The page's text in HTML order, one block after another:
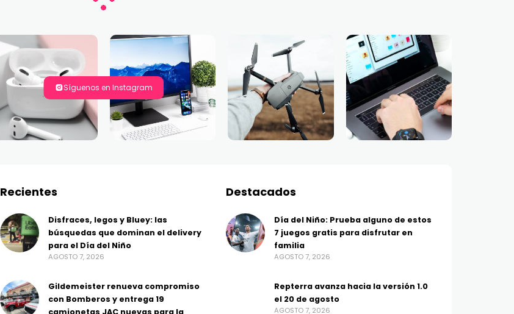
Síguenos en Instagram
Recientes
Disfraces, legos y Bluey: las
búsquedas que dominan el delivery
para el Día del Niño
AGOSTO 7, 2026
Gildemeister renueva compromiso
con Bomberos y entrega 19
Destacados
Día del Niño: Prueba alguno de estos
7 juegos gratis para disfrutar en
familia
AGOSTO 7, 2026
Repterra avanza hacia la versión 1.0
el 20 de agosto
AGOSTO 7, 2026